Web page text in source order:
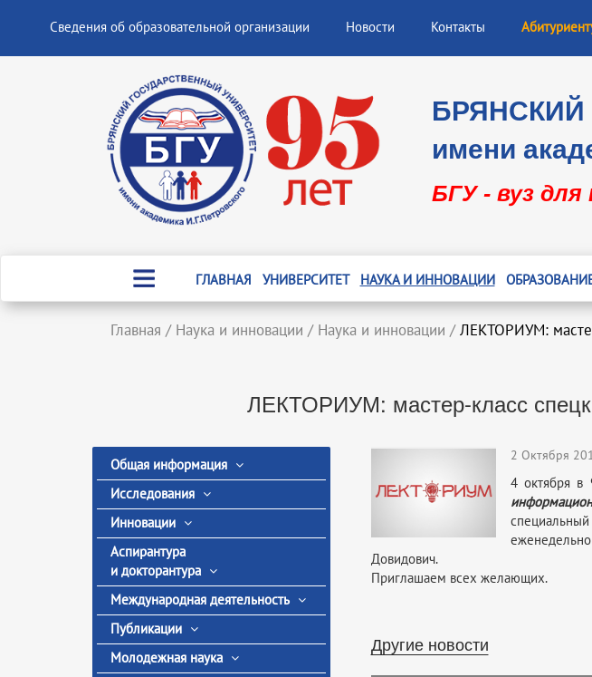
Сведения об образовательной организации Новости Контакты
имени
БГУ - вуз
ГЛАВНАЯ УНИВЕРСИТЕТ НАУКА И ИННОВАЦИИ
Главная / Наука и инновации / Наука и инновации / ЛЕКТОРИУМ:
ЛЕКТОРИУМ: мастер-класс
Общая информация
Исследования
Инновации
Аспирантура
и докторантура
Международная деятельность
Публикации
Молодежная наука
2 Октября
4 октября в
Довидович.
Приглашаем всех желающих.
Другие новости